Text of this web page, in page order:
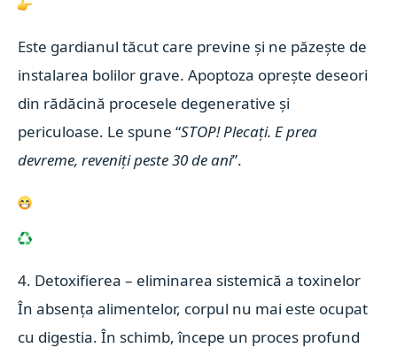
Este gardianul tăcut care previne și ne păzește de
instalarea bolilor grave. Apoptoza oprește deseori
din rădăcină procesele degenerative și
periculoase. Le spune “STOP! Plecați. E prea
devreme, reveniți peste 30 de ani”.
4. Detoxifierea – eliminarea sistemică a toxinelor
În absența alimentelor, corpul nu mai este ocupat
cu digestia. În schimb, începe un proces profund